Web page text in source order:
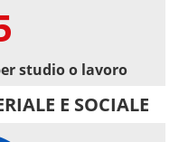
studio o lavoro
E SOCIALE